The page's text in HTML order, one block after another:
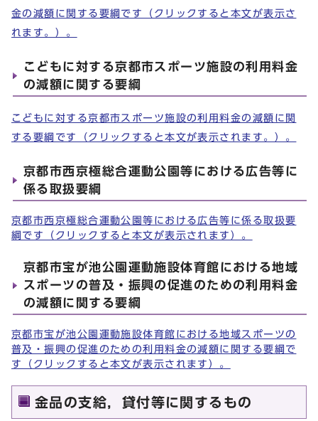
金の減額に関する要綱です（クリックすると本文が表示さ
れます。）。
こどもに対する京都市スポーツ施設の利用料金
の減額に関する要綱
こどもに対する京都市スポーツ施設の利用料金の減額に関
する要綱です（クリックすると本文が表示されます。）。
京都市西京極総合運動公園等における広告等に
係る取扱要綱
京都市西京極総合運動公園等における広告等に係る取扱要
綱です（クリックすると本文が表示されます）。
京都市宝が池公園運動施設体育館における地域
スポーツの普及・振興の促進のための利用料金
の減額に関する要綱
京都市宝が池公園運動施設体育館における地域スポーツの
普及・振興の促進のための利用料金の減額に関する要綱で
す（クリックすると本文が表示されます）。
金品の支給，貸付等に関するもの